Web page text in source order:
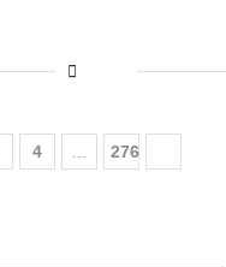
4 … 276